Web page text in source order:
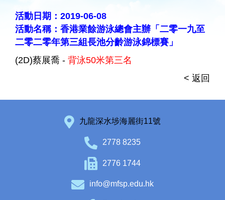
活動日期：2019-06-08
活動名稱：香港業餘游泳總會主辦「二零一九至
二零二零年第三組長池分齡游泳錦標賽」
(2D)蔡展喬 - 背泳50米第三名
< 返回
九龍深水埗海麗街11號
2778 8235
2776 1744
info@mfsp.edu.hk